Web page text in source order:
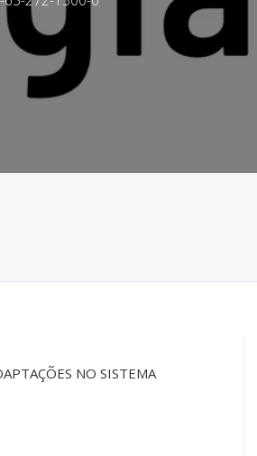
NO SISTEMA